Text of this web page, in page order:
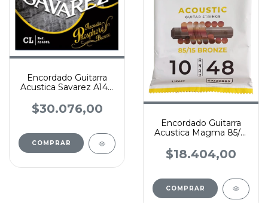
Encordado Guitarra
Acustica Savarez A140
$30.076,00
COMPRAR
Encordado Guitarra
Acustica Magma 85/15
$18.404,00